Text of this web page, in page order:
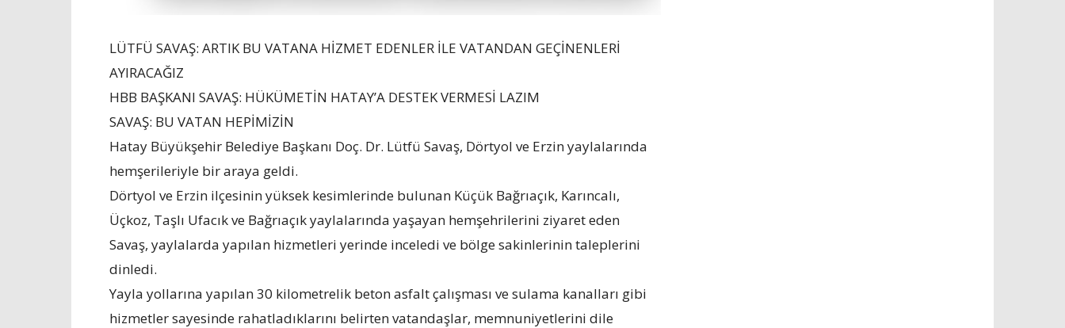
LÜTFÜ SAVAŞ: ARTIK BU VATANA HİZMET EDENLER İLE VATANDAN GEÇİNENLERİ
AYIRACAĞIZ
HBB BAŞKANI SAVAŞ: HÜKÜMETİN HATAY’A DESTEK VERMESİ LAZIM
SAVAŞ: BU VATAN HEPİMİZİN
Hatay Büyükşehir Belediye Başkanı Doç. Dr. Lütfü Savaş, Dörtyol ve Erzin yaylalarında
hemşerileriyle bir araya geldi.
Dörtyol ve Erzin ilçesinin yüksek kesimlerinde bulunan Küçük Bağrıaçık, Karıncalı,
Üçkoz, Taşlı Ufacık ve Bağrıaçık yaylalarında yaşayan hemşehrilerini ziyaret eden
Savaş, yaylalarda yapılan hizmetleri yerinde inceledi ve bölge sakinlerinin taleplerini
dinledi.
Yayla yollarına yapılan 30 kilometrelik beton asfalt çalışması ve sulama kanalları gibi
hizmetler sayesinde rahatladıklarını belirten vatandaşlar, memnuniyetlerini dile